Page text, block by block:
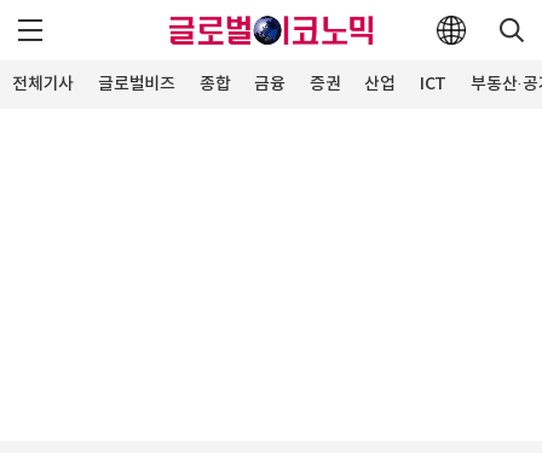
전체기사 글로벌비즈 종합 금융 증권 산업 ICT 부동산·